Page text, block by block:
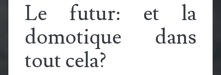
Le futur: et la
domotique dans
tout cela?